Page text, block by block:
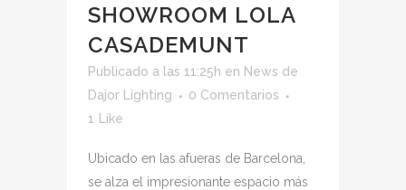
SHOWROOM LOLA
CASADEMUNT
Publicado a las 11:25h en News de
Dajor Lighting
0 Comentarios
1
Like
Ubicado en las afueras de Barcelona,
se alza el impresionante espacio más